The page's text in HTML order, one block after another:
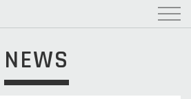
NEWS